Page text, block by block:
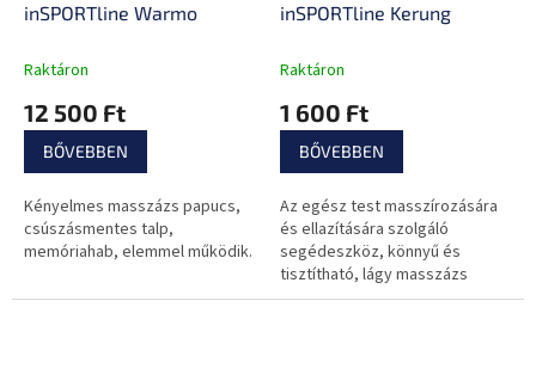
inSPORTline Warmo
Raktáron
12 500 Ft
BŐVEBBEN
Kényelmes masszázs papucs,
csúszásmentes talp,
memóriahab, elemmel működik.
inSPORTline Kerung
Raktáron
1 600 Ft
BŐVEBBEN
Az egész test masszírozására
és ellazítására szolgáló
segédeszköz, könnyű és
tisztítható, lágy masszázs
tüskék 4 görgőn.